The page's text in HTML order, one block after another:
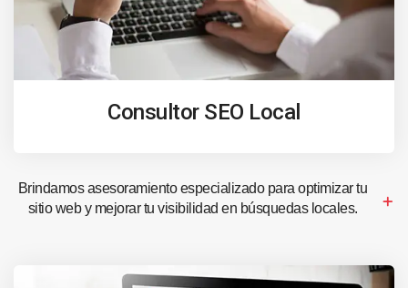
Consultor SEO Local
Brindamos asesoramiento especializado para optimizar tu
sitio web y mejorar tu visibilidad en búsquedas locales.